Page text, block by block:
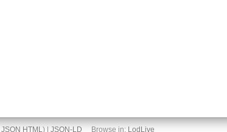
JSON HTML) | JSON-LD Browse in: LodLive